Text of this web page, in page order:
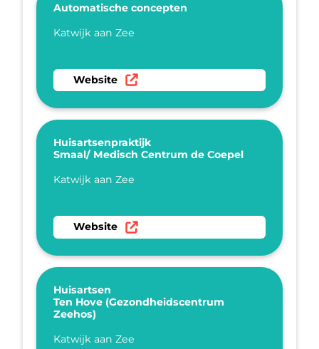
Automatische concepten
Plaatsnaam
Katwijk aan Zee
Ga naar website Automatische concepten
Website
Huisartsenpraktijk
Smaal/ Medisch Centrum de Coepel
Plaatsnaam
Katwijk aan Zee
Ga naar website Huisartsenpraktijk Smaal/
Website
Huisartsen
Ten Hove (Gezondheidscentrum
Zeehos)
Plaatsnaam
Katwijk aan Zee